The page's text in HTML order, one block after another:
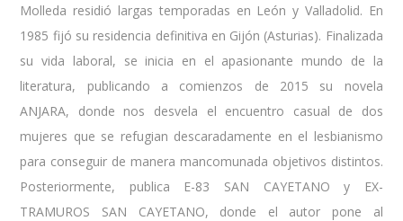
Molleda residió largas temporadas en León y Valladolid. En
1985 fijó su residencia definitiva en Gijón (Asturias). Finalizada
su vida laboral, se inicia en el apasionante mundo de la
literatura, publicando a comienzos de 2015 su novela
ANJARA, donde nos desvela el encuentro casual de dos
mujeres que se refugian descaradamente en el lesbianismo
para conseguir de manera mancomunada objetivos distintos.
Posteriormente, publica E-83 SAN CAYETANO y EX-
TRAMUROS SAN CAYETANO, donde el autor pone al